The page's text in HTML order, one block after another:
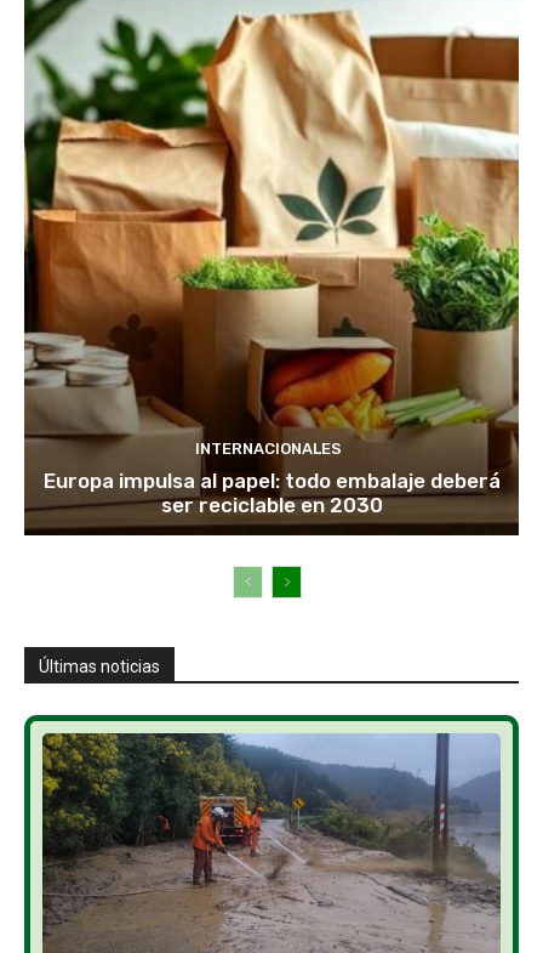
INTERNACIONALES
Europa impulsa al papel: todo embalaje deberá
ser reciclable en 2030
Últimas noticias